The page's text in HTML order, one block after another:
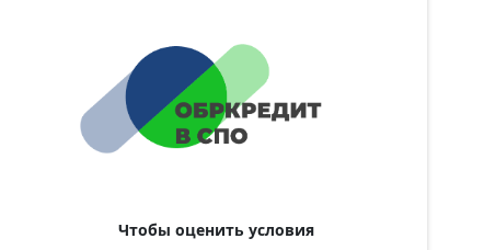
Чтобы оценить условия